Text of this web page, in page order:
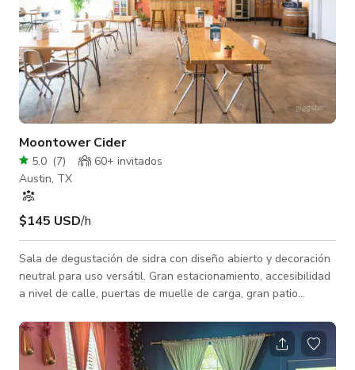
Moontower Cider
5.0 (7)
60+ invitados
Austin, TX
$145 USD/h
Sala de degustación de sidra con diseño abierto y decoración
neutral para uso versátil. Gran estacionamiento, accesibilidad
a nivel de calle, puertas de muelle de carga, gran patio